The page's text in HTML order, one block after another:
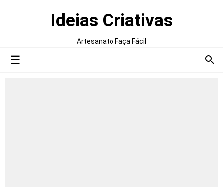
Ideias Criativas
Artesanato Faça Fácil